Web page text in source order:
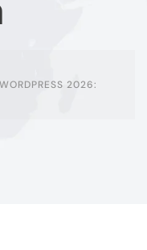
2026: